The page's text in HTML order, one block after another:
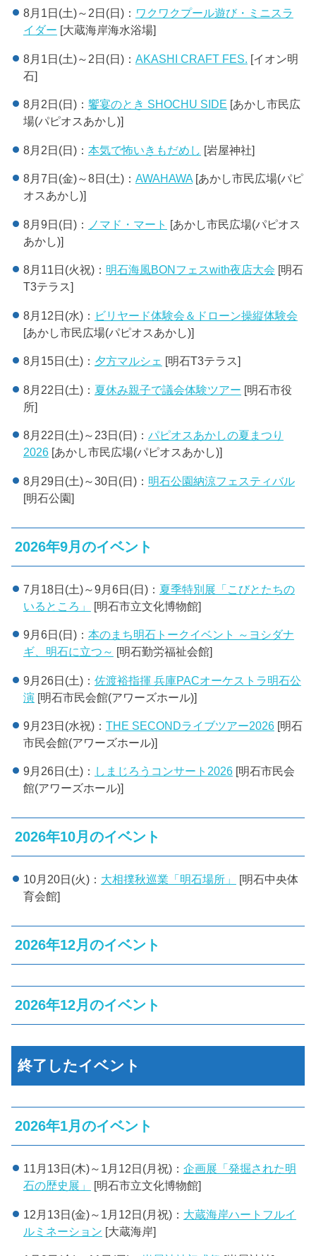
8月1日(土)～2日(日)： ワクワクプール遊び・ミニスラ
イダー [大蔵海岸海水浴場]
8月1日(土)～2日(日)： AKASHI CRAFT FES. [イオン明
石]
8月2日(日)： 饗宴のとき SHOCHU SIDE [あかし市民広
場(パピオスあかし)]
8月2日(日)： 本気で怖いきもだめし [岩屋神社]
8月7日(金)～8日(土)： AWAHAWA[あかし市民広場(パピ
オスあかし)]
8月9日(日)： ノマド・マート [あかし市民広場(パピオス
あかし)]
8月11日(火祝)： 明石海風BONフェスwith夜店大会 [明石
T3テラス]
8月12日(水)： ビリヤード体験会＆ドローン操縦体験会
[あかし市民広場(パピオスあかし)]
8月15日(土)： 夕方マルシェ [明石T3テラス]
8月22日(土)： 夏休み親子で議会体験ツアー [明石市役
所]
8月22日(土)～23日(日)： パピオスあかしの夏まつり
2026[あかし市民広場(パピオスあかし)]
8月29日(土)～30日(日)： 明石公園納涼フェスティバル
[明石公園]
2026年9月のイベント
7月18日(土)～9月6日(日)： 夏季特別展「こびとたちの
いるところ」
[明石市立文化博物館]
9月6日(日)： 本のまち明石トークイベント ～ヨシダナ
ギ、明石に立つ～ [明石勤労福祉会館]
9月26日(土)： 佐渡裕指揮 兵庫PACオーケストラ明石公
演[明石市民会館(アワーズホール)]
9月23日(水祝)： THE SECONDライブツアー2026[明石
市民会館(アワーズホール)]
9月26日(土)： しまじろうコンサート2026[明石市民会
館(アワーズホール)]
2026年10月のイベント
10月20日(火)： 大相撲秋巡業「明石場所」
[明石中央体
育会館]
2026年12月のイベント
2026年12月のイベント
終了したイベント
2026年1月のイベント
11月13日(木)～1月12日(月祝)： 企画展「発掘された明
石の歴史展」
[明石市立文化博物館]
12月13日(金)～1月12日(月祝)： 大蔵海岸ハートフルイ
ルミネーション [大蔵海岸]